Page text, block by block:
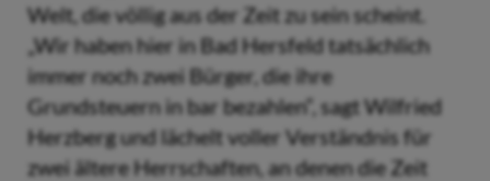
Welt, die völlig aus der Zeit zu sein scheint.
„Wir haben hier in Bad Hersfeld tatsächlich
immer noch zwei Bürger, die ihre
Grundsteuern in bar bezahlen“, sagt Wilfried
Herzberg und lächelt voller Verständnis für
zwei ältere Herrschaften, an denen die Zeit